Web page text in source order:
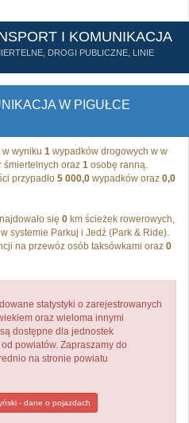
I KOMUNIKACJA
DROGI PUBLICZNE, LINIE
W PIGUŁCE
w wyniku 1 wypadków drogowych w w
śmiertelnych oraz 1 osobę ranną.
przypadło 5 000,0 wypadków oraz 0,0
się 0 km ścieżek rowerowych,
systemie Parkuj i Jedź (Park & Ride).
na przewóz osób taksówkami oraz 0
statystyki o zarejestrowanych
oraz wieloma innymi
dostępne dla jednostek
powiatów. Zapraszamy do
na stronie powiatu
- dane o pojazdach